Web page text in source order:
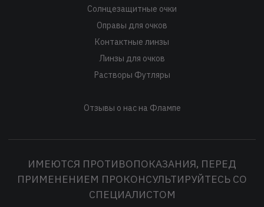
Солнцезащитные очки
Оправы для очков
Контактные линзы
Линзы для очков
Растворы Футляры
Отзывы о нас на Флампе
ИМЕЮТСЯ ПРОТИВОПОКАЗАНИЯ, ПЕРЕД
ПРИМЕНЕНИЕМ ПРОКОНСУЛЬТИРУЙТЕСЬ СО
СПЕЦИАЛИСТОМ